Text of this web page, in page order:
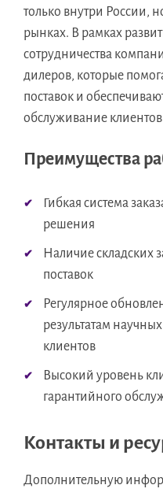
только внутри России,
рынках. В рамках
сотрудничества
дилеров, которые
поставок и
обслуживание
Преимущества
Гибкая система
решения
Наличие складских
поставок
Регулярное
результатам
клиентов
Высокий уровень
гарантийного
Контакты и
Дополнительную